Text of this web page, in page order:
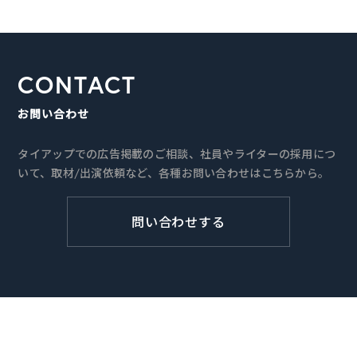
CONTACT
お問い合わせ
タイアップでの広告掲載のご相談、社員やライターの採用につ
いて、取材/出演依頼など、各種お問い合わせはこちらから。
問い合わせする